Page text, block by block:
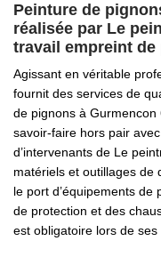
Peinture de
réalisée par Le
travail empreint
Agissant en véritable
fournit des services de
de pignons à
savoir-faire hors pair
d’intervenants de Le
matériels et outillages de
le port d’équipements
de protection et des
est obligatoire lors de ses